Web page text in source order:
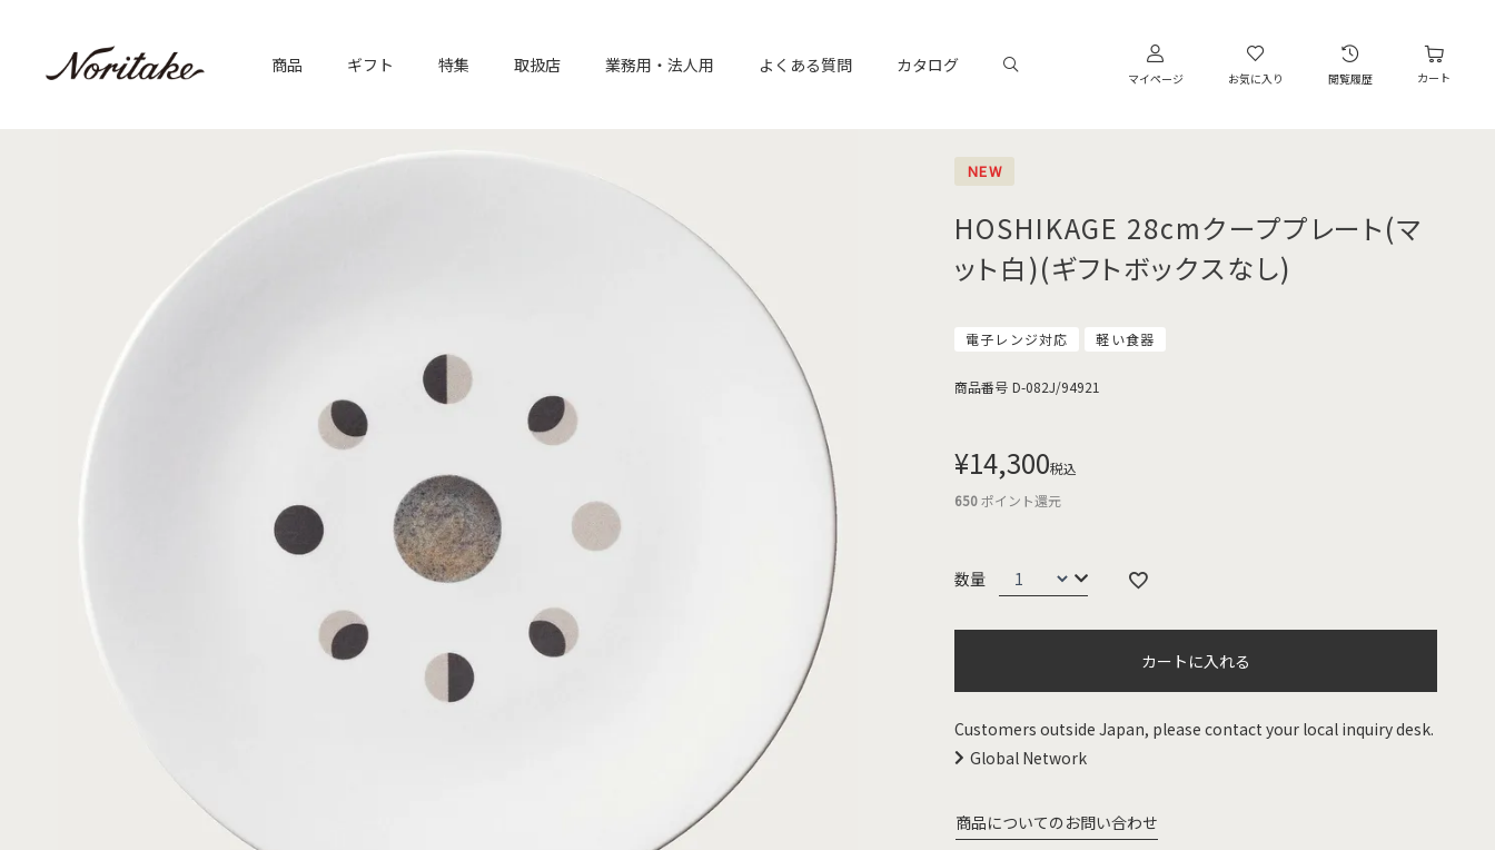
商品 ギフト 特集 取扱店 業務用・法人用 よくある質問 カタログ
マイページ お気に入り 閲覧履歴 カート
NEW
HOSHIKAGE 28cmクーププレート(マ
ット白)(ギフトボックスなし)
電子レンジ対応 軽い食器
商品番号 D-082J/94921
¥14,300税込
650ポイント還元
カートに入れる
Customers outside Japan, please contact your local inquiry desk.
Global Network
商品についてのお問い合わせ